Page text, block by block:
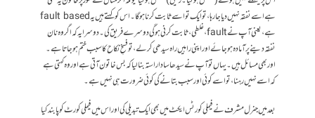
ہے اسے نفقہ نہیں دیا جا رہا، تو ایک تو اسے ثابت کرنا ہوگا۔ اس کو کہتے ہیں یہ fault based
ہے، یعنی آپ نے fault، غلطی، ثابت کرنی ہوگی دوسرے فریق کی۔ دوسرا یہ کہ اگر وہ نان
نفقہ دینے پر آمادہ ہو جائے اور اپنی راہیں راہ سیدھی کر لے، تو فسخِ نکاح کا سبب ختم ہو جاتا ہے۔
اور بھی مسائل ہیں۔ یہاں تو آپ نے سیدھا سادا راستہ بنا لیا کہ بس خاتون آتی ہے اور وہ کہتی ہے
کہ اسے نہیں رہنا، تو اسے کوئی اور سبب بتانے کی کوئی ضرورت ہی نہیں ہے۔
بعد میں جنرل مشرف نے فیملی کورٹس ایکٹ میں بھی ایک تبدیلی کی اور اس میں فیملی کورٹ کو پابند کیا